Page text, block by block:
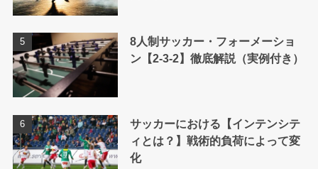
8人制サッカー・フォーメーショ
ン【2-3-2】徹底解説（実例付き）
サッカーにおける【インテンシテ
ィとは？】戦術的負荷によって変
化